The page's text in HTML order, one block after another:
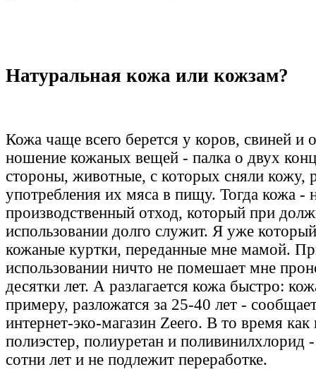
Натуральная кожа или кожзам?
Кожа чаще всего берется у коров, свиней и
ношение кожаных вещей - палка о двух
стороны, животные, с которых сняли кожу,
употребления их мяса в пищу. Тогда кожа -
производственный отход, который при
использовании долго служит. Я уже
кожаные куртки, переданные мне мамой.
использовании ничто не помешает мне
десятки лет. А разлагается кожа быстро:
примеру, разложатся за 25-40 лет -
интернет-эко-магазин Zeero. В то время
полиэстер, полиуретан и поливинилхлорид -
сотни лет и не подлежит переработке.